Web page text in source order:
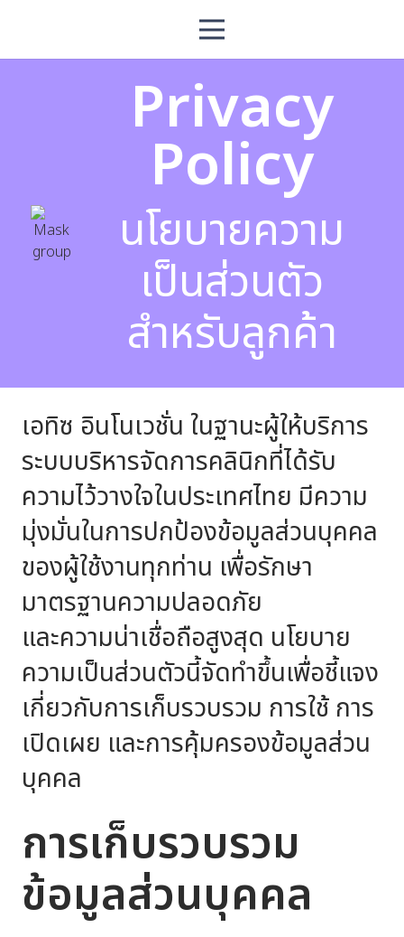
Privacy
Policy
นโยบายความ
เป็นส่วนตัว
สำหรับลูกค้า
เอทิซ อินโนเวชั่น ในฐานะผู้ให้บริการ
ระบบบริหารจัดการคลินิกที่ได้รับ
ความไว้วางใจในประเทศไทย มีความ
มุ่งมั่นในการปกป้องข้อมูลส่วนบุคคล
ของผู้ใช้งานทุกท่าน เพื่อรักษา
มาตรฐานความปลอดภัย
และความน่าเชื่อถือสูงสุด นโยบาย
ความเป็นส่วนตัวนี้จัดทำขึ้นเพื่อชี้แจง
เกี่ยวกับการเก็บรวบรวม การใช้ การ
เปิดเผย และการคุ้มครองข้อมูลส่วน
บุคคล
การเก็บรวบรวม
ข้อมูลส่วนบุคคล